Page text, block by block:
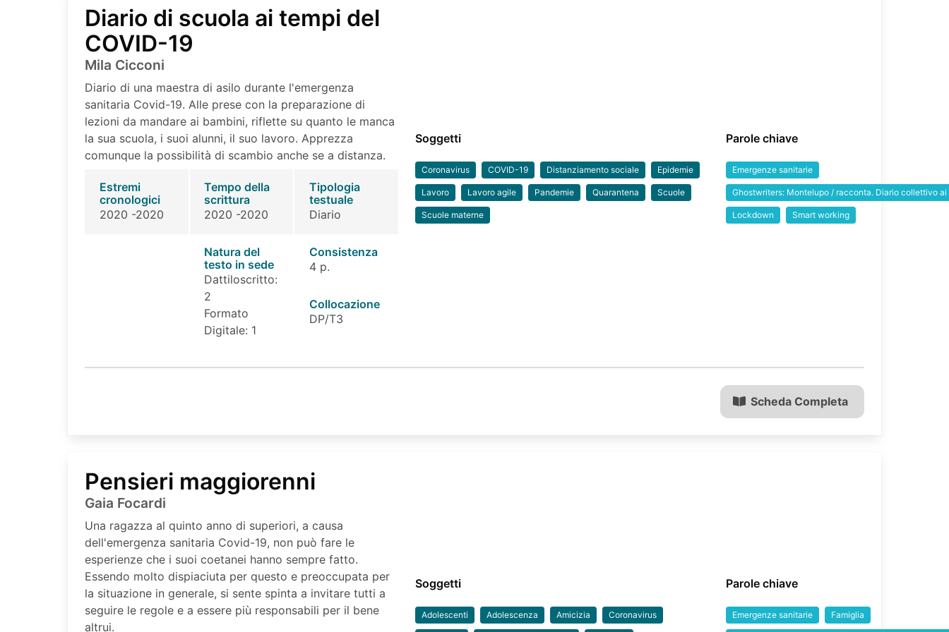
Diario di scuola ai tempi del
COVID-19
Mila Cicconi
Diario di una maestra di asilo durante l'emergenza
sanitaria Covid-19. Alle prese con la preparazione di
lezioni da mandare ai bambini, riflette su quanto le manca
la sua scuola, i suoi alunni, il suo lavoro. Apprezza
comunque la possibilità di scambio anche se a distanza.
Estremi
cronologici
2020 -2020
Tempo della
scrittura
2020 -2020
Tipologia
testuale
Diario
Natura del
testo in sede
Dattiloscritto:
2
Formato
Digitale: 1
Consistenza
4 p.
Collocazione
DP/T3
Soggetti
Coronavirus COVID-19 Distanziamento sociale Epidemie
Lavoro Lavoro agile Pandemie Quarantena Scuole
Scuole materne
Parole chiave
Emergenze sanitarie
Ghostwriters: Montelupo / racconta. Diario collettivo
Lockdown Smart working
Scheda Completa
Pensieri maggiorenni
Gaia Focardi
Una ragazza al quinto anno di superiori, a causa
dell'emergenza sanitaria Covid-19, non può fare le
esperienze che i suoi coetanei hanno sempre fatto.
Essendo molto dispiaciuta per questo e preoccupata per
la situazione in generale, si sente spinta a invitare tutti a
seguire le regole e a essere più responsabili per il bene
altrui.
Soggetti
Adolescenti Adolescenza Amicizia Coronavirus
Parole chiave
Emergenze sanitarie Famiglia